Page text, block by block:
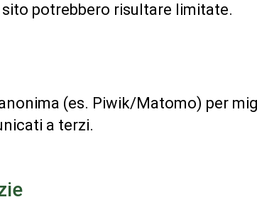
potrebbero risultare limitate.
(es. Piwik/Matomo) per
a terzi.